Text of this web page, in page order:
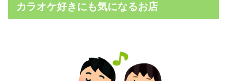
カラオケ好きにも気になるお店